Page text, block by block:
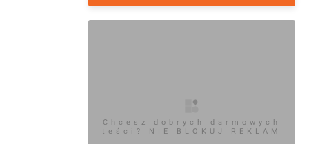
Chcesz dobrych darmowych
teści? NIE BLOKUJ REKLAM